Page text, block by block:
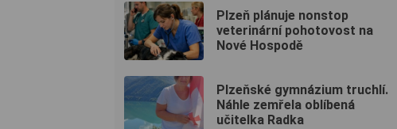
Plzeň plánuje nonstop
veterinární pohotovost na
Nové Hospodě
Plzeňské gymnázium truchlí.
Náhle zemřela oblíbená
učitelka Radka